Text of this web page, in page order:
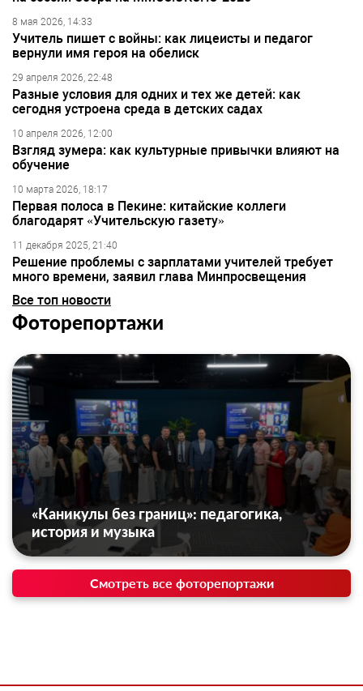
8 мая 2026, 14:33
Учитель пишет с войны: как лицеисты и педагог
вернули имя героя на обелиск
29 апреля 2026, 22:48
Разные условия для одних и тех же детей: как
сегодня устроена среда в детских садах
10 апреля 2026, 12:00
Взгляд зумера: как культурные привычки влияют на
обучение
10 марта 2026, 18:17
Первая полоса в Пекине: китайские коллеги
благодарят «Учительскую газету»
11 декабря 2025, 21:40
Решение проблемы с зарплатами учителей требует
много времени, заявил глава Минпросвещения
Все топ новости
Фоторепортажи
«Каникулы без границ»: педагогика,
история и музыка
Смотреть все фоторепортажи